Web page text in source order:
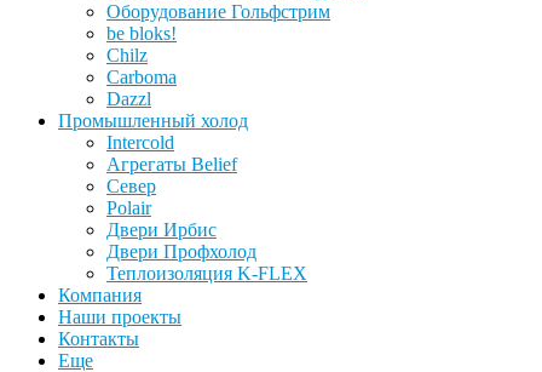
Оборудование Гольфстрим
be bloks!
Chilz
Carboma
Dazzl
Промышленный холод
Intercold
Агрегаты Belief
Север
Polair
Двери Ирбис
Двери Профхолод
Теплоизоляция K-FLEX
Компания
Наши проекты
Контакты
Еще